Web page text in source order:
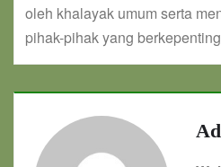
oleh khalayak umum serta
pihak-pihak yang